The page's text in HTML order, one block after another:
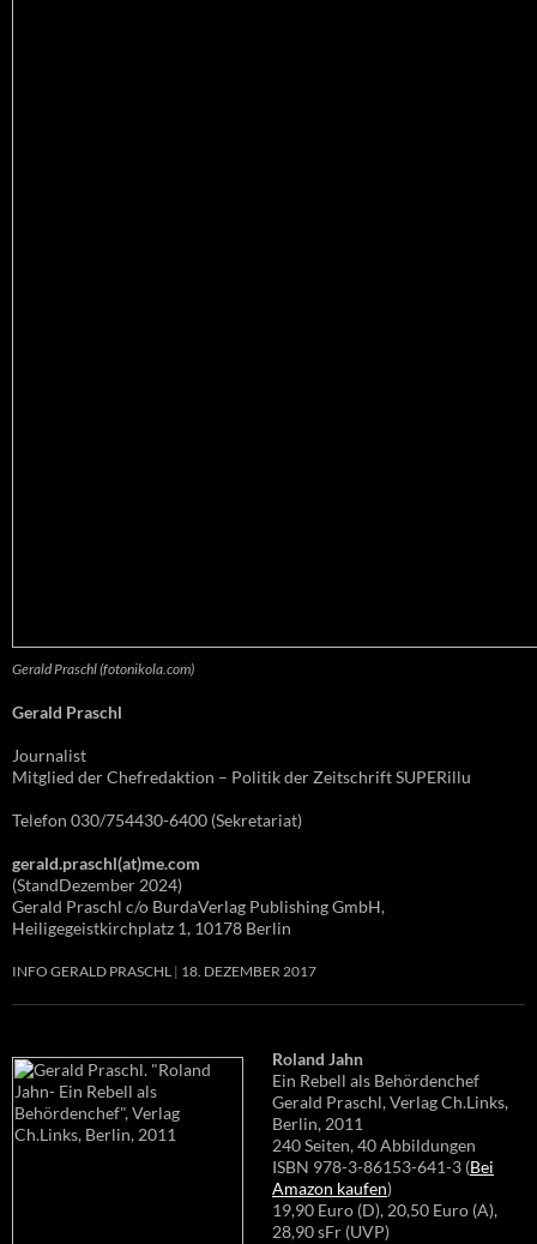
Gerald Praschl (fotonikola.com)
Gerald Praschl
Journalist
Mitglied der Chefredaktion – Politik der Zeitschrift SUPERillu
Telefon 030/754430-6400 (Sekretariat)
gerald.praschl(at)me.com
(StandDezember 2024)
Gerald Praschl c/o BurdaVerlag Publishing GmbH,
Heiligegeistkirchplatz 1, 10178 Berlin
INFO GERALD PRASCHL 18. DEZEMBER 2017
Roland Jahn
Ein Rebell als Behördenchef
Gerald Praschl, Verlag Ch.Links,
Berlin, 2011
240 Seiten, 40 Abbildungen
ISBN 978-3-86153-641-3 (Bei
Amazon kaufen)
19,90 Euro (D), 20,50 Euro (A),
28,90 sFr (UVP)